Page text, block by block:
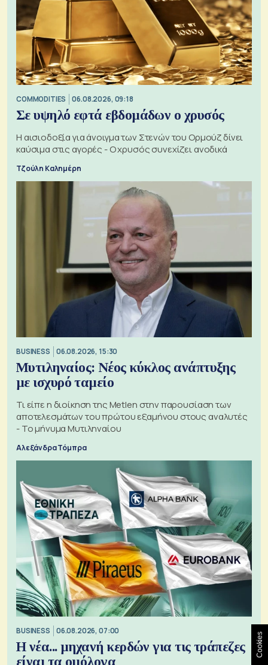
COMMODITIES 06.08.2026, 09:18
Σε υψηλό εφτά εβδομάδων ο χρυσός
Η αισιοδοξία για άνοιγμα των Στενών του Ορμούζ δίνει
καύσιμα στις αγορές - Ο χρυσός συνεχίζει ανοδικά
Τζούλη Καλημέρη
BUSINESS 06.08.2026, 15:30
Μυτιληναίος: Νέος κύκλος ανάπτυξης
με ισχυρό ταμείο
Τι είπε η διοίκηση της Metlen στην παρουσίαση των
αποτελεσμάτων του πρώτου εξαμήνου στους αναλυτές
- Το μήνυμα Μυτιληναίου
Αλεξάνδρα Τόμπρα
BUSINESS 06.08.2026, 07:00
Η νέα... μηχανή κερδών για τις τράπεζες
είναι τα ομόλογα
Cookies